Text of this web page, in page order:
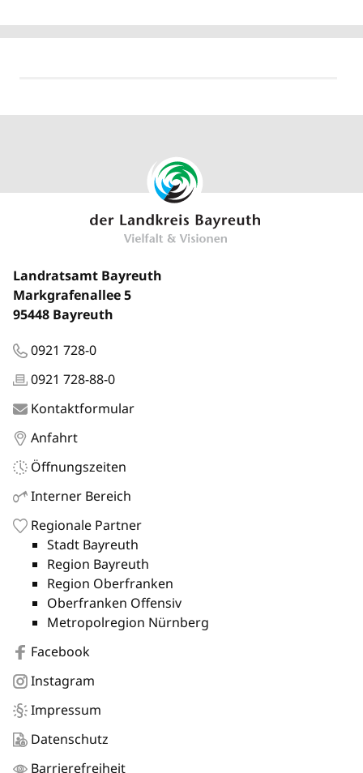
Landratsamt Bayreuth
Markgrafenallee 5
95448 Bayreuth
0921 728-0
0921 728-88-0
Kontaktformular
Anfahrt
Öffnungszeiten
Interner Bereich
Regionale Partner
Stadt Bayreuth
Region Bayreuth
Region Oberfranken
Oberfranken Offensiv
Metropolregion Nürnberg
Facebook
Instagram
Impressum
Datenschutz
Barrierefreiheit